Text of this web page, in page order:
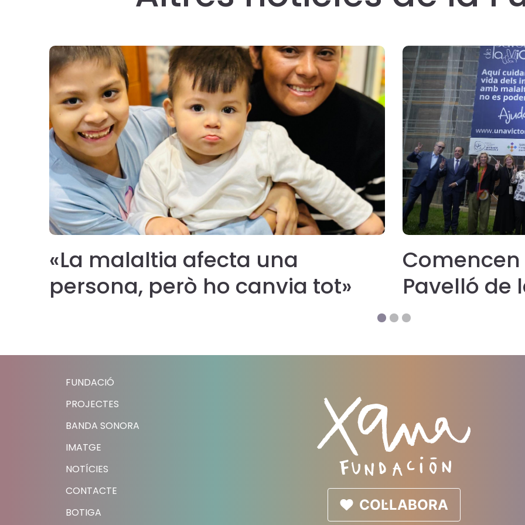
«La malaltia afecta una
persona, però ho canvia tot»
Pavelló de
pioner amb
FUNDACIÓ
PROJECTES
BANDA SONORA
IMATGE
NOTÍCIES
CONTACTE
BOTIGA
COL·LABORA